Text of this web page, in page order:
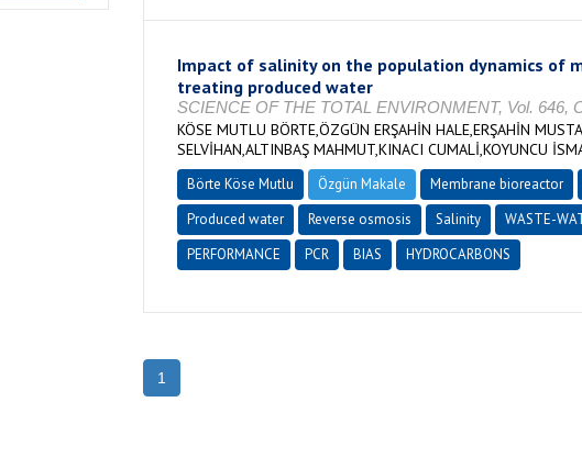
Impact of salinity on the population dynamics of
treating produced water
SCIENCE OF THE TOTAL ENVIRONMENT, Vol. 646,
KÖSE MUTLU BÖRTE,ÖZGÜN ERŞAHİN HALE,ERŞAHİN
SELVİHAN,ALTINBAŞ MAHMUT,KINACI CUMALİ,KOYUNCU
Börte Köse Mutlu Özgün Makale Membrane bioreactor
Produced water
Reverse osmosis Salinity WASTE-
PERFORMANCE
PCR BIAS HYDROCARBONS
1